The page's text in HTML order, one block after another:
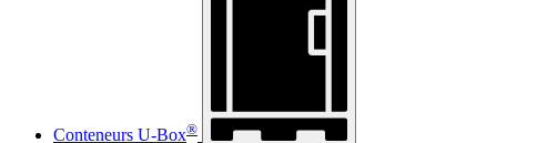
Conteneurs U-Box®